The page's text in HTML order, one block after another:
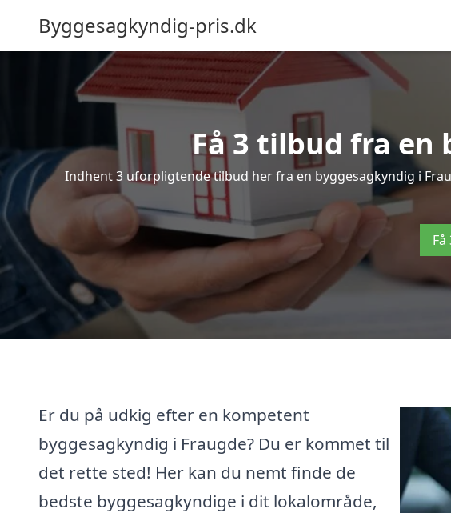
Byggesagkyndig-pris.dk
Få 3 tilbud fra en
Indhent 3 uforpligtende tilbud her fra en byggesagkyndig i
Er du på udkig efter en kompetent
byggesagkyndig i Fraugde? Du er kommet til
det rette sted! Her kan du nemt finde de
bedste byggesagkyndige i dit lokalområde,